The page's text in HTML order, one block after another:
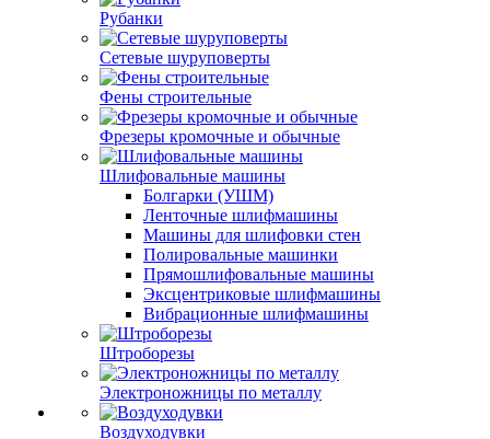
Рубанки
Сетевые шуруповерты
Фены строительные
Фрезеры кромочные и обычные
Шлифовальные машины
Болгарки (УШМ)
Ленточные шлифмашины
Машины для шлифовки стен
Полировальные машинки
Прямошлифовальные машины
Эксцентриковые шлифмашины
Вибрационные шлифмашины
Штроборезы
Электроножницы по металлу
Воздуходувки